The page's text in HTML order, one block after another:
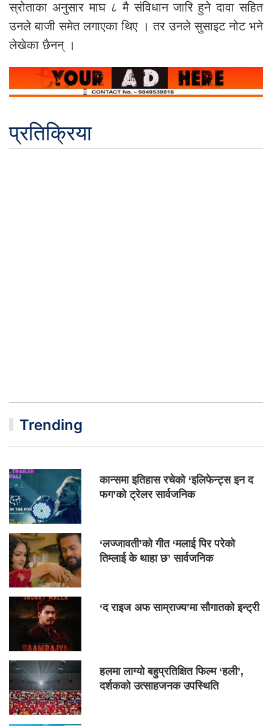
स्रोताका अनुसार माघ ८ मै संविधान जारि हुने दावा सहित
उनले बाजी समेत लगाएका थिए । तर उनले सुसाइट नोट भने
लेखेका छैनन् ।
प्रतिक्रिया
Trending
कान्समा इतिहास रचेको ‘इलिफेन्ट्स इन द
फग’को ट्रेलर सार्वजनिक
‘लज्जावती’को गीत ‘मलाई पिर परेको
तिम्लाई के थाहा छ’ सार्वजनिक
‘द राइज अफ साम्राज्य’मा सौगातको इन्ट्री
हलमा लाग्यो बहुप्रतिक्षित फिल्म ‘हली’,
दर्शकको उत्साहजनक उपस्थिति